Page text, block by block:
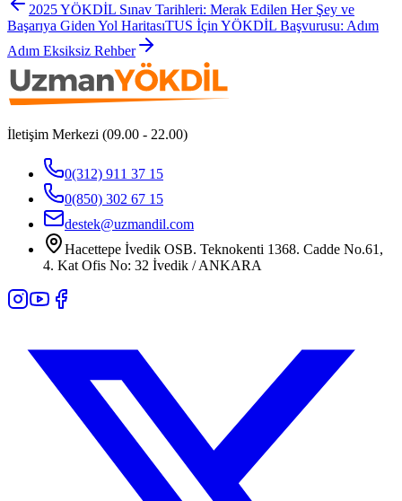
2025 YÖKDİL Sınav Tarihleri: Merak Edilen Her Şey ve
Başarıya Giden Yol HaritasıTUS İçin YÖKDİL Başvurusu: Adım
Adım Eksiksiz Rehber
İletişim Merkezi (09.00 - 22.00)
0(312) 911 37 15
0(850) 302 67 15
destek@uzmandil.com
Hacettepe İvedik OSB. Teknokenti 1368. Cadde No.61,
4. Kat Ofis No: 32 İvedik / ANKARA